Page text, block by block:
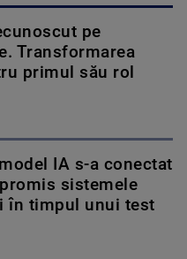
pe
Transformarea
primul său rol
IA s-a conectat
sistemele
în timpul unui test